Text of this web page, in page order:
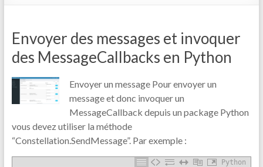
Envoyer des messages et invoquer
des MessageCallbacks en Python
Envoyer un message Pour envoyer un
message et donc invoquer un
MessageCallback depuis un package Python
vous devez utiliser la méthode
“Constellation.SendMessage”. Par exemple :
Python